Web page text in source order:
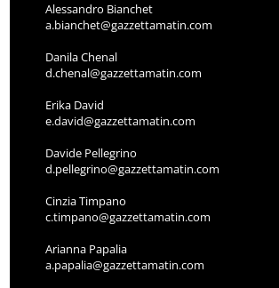
Alessandro Bianchet
a.bianchet@gazzettamatin.com
Danila Chenal
d.chenal@gazzettamatin.com
Erika David
e.david@gazzettamatin.com
Davide Pellegrino
d.pellegrino@gazzettamatin.com
Cinzia Timpano
c.timpano@gazzettamatin.com
Arianna Papalia
a.papalia@gazzettamatin.com